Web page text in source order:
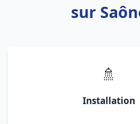
sur
🚿
Installation